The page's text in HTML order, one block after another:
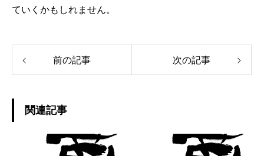
ていくかもしれません。
前の記事 次の記事
関連記事